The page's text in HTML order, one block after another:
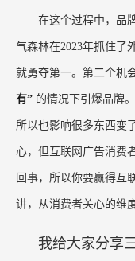
战，守住自己的
山头；老三是游
打侧翼战，在无
还有一个很重要的
缩，需要符合三个标准
异点以及消费者痛点，
一？就是顾客要认、销
在这个过程中，品